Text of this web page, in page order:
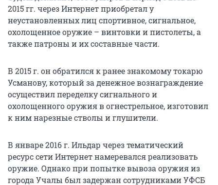
2015 гг. через Интернет приобретал у
неустановленных лиц спортивное, сигнальное,
охолощенное оружие – винтовки и пистолеты, а
также патроны и их составные части.
В 2015 г. он обратился к ранее знакомому токарю
Усманову, который за денежное вознаграждение
осуществил переделку сигнального и
охолощенного оружия в огнестрельное, изготовил
к ним нарезные стволы и глушители.
В январе 2016 г. Ильдар через тематический
ресурс сети Интернет намеревался реализовать
оружие. Однако при попытке вывоза оружия из
города Учалы был задержан сотрудниками УФСБ